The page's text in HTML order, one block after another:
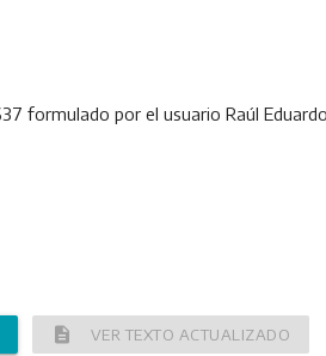
formulado por el usuario Raúl
description VER TEXTO ACTUALIZADO